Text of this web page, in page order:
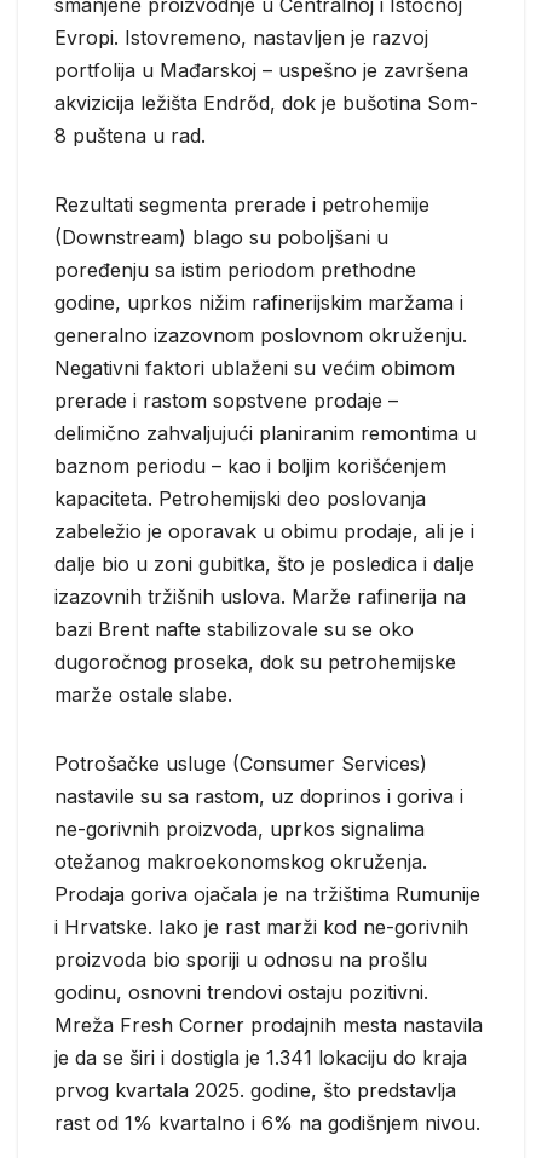
Evropi. Istovremeno, nastavljen je razvoj
portfolija u Mađarskoj – uspešno je završena
akvizicija ležišta Endrőd, dok je bušotina Som-
8 puštena u rad.
Rezultati segmenta prerade i petrohemije
(Downstream) blago su poboljšani u
poređenju sa istim periodom prethodne
godine, uprkos nižim rafinerijskim maržama i
generalno izazovnom poslovnom okruženju.
Negativni faktori ublaženi su većim obimom
prerade i rastom sopstvene prodaje –
delimično zahvaljujući planiranim remontima u
baznom periodu – kao i boljim korišćenjem
kapaciteta. Petrohemijski deo poslovanja
zabeležio je oporavak u obimu prodaje, ali je i
dalje bio u zoni gubitka, što je posledica i dalje
izazovnih tržišnih uslova. Marže rafinerija na
bazi Brent nafte stabilizovale su se oko
dugoročnog proseka, dok su petrohemijske
marže ostale slabe.
Potrošačke usluge (Consumer Services)
nastavile su sa rastom, uz doprinos i goriva i
ne-gorivnih proizvoda, uprkos signalima
otežanog makroekonomskog okruženja.
Prodaja goriva ojačala je na tržištima Rumunije
i Hrvatske. Iako je rast marži kod ne-gorivnih
proizvoda bio sporiji u odnosu na prošlu
godinu, osnovni trendovi ostaju pozitivni.
Mreža Fresh Corner prodajnih mesta nastavila
je da se širi i dostigla je 1.341 lokaciju do kraja
prvog kvartala 2025. godine, što predstavlja
rast od 1% kvartalno i 6% na godišnjem nivou.